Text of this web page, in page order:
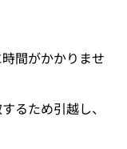
間がかかりませ
るため引越し、